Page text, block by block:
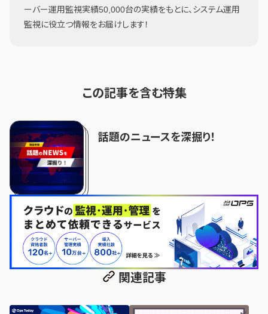
ーバー運用監視実績50,000台の実績をもとに、システム運用
監視に役立つ情報をお届けします！
この記事を含む特集
話題のニュースを深掘り！
関連記事